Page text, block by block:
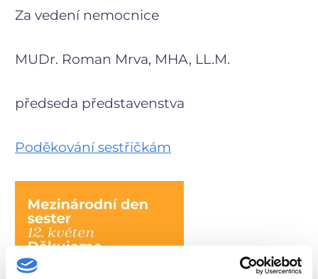
Za vedení nemocnice
MUDr. Roman Mrva, MHA, LL.M.
předseda představenstva
Poděkování sestřičkám